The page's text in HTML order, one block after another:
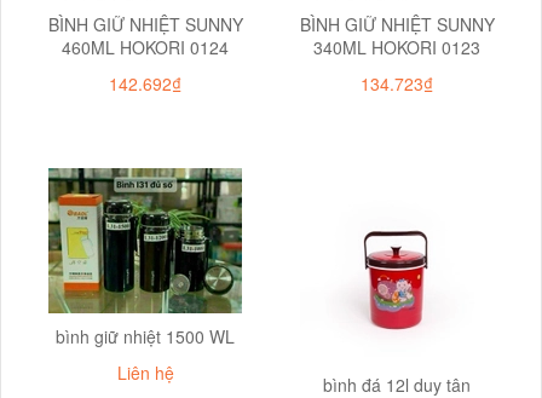
BÌNH GIỮ NHIỆT SUNNY
460ML HOKORI 0124
142.692₫
BÌNH GIỮ NHIỆT SUNNY
340ML HOKORI 0123
134.723₫
bình giữ nhiệt 1500 WL
Liên hệ
bình đá 12l duy tân